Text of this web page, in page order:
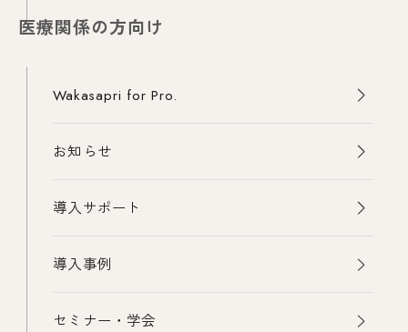
医療関係の方向け
Wakasapri for Pro.
お知らせ
導入サポート
導入事例
セミナー・学会